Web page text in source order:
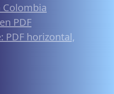
Colombia
PDF
PDF horizontal,